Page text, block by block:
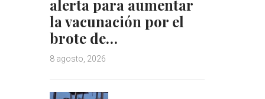
alerta para aumentar
la vacunación por el
brote de…
8 agosto, 2026